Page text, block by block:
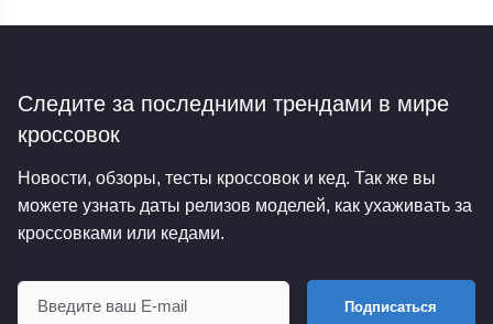
Следите за последними трендами в мире
кроссовок
Новости, обзоры, тесты кроссовок и кед. Так же вы
можете узнать даты релизов моделей, как ухаживать за
кроссовками или кедами.
Подписаться